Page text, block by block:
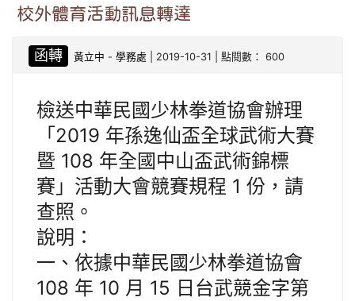
校外體育活動訊息轉達
函轉 黃立中 -學務處 | 2019-10-31 | 點閱數： 600
檢送中華民國少林拳道協會辦理
「2019 年孫逸仙盃全球武術大賽
暨 108 年全國中山盃武術錦標
賽」活動大會競賽規程 1 份，請
查照。
說明：
一、依據中華民國少林拳道協會
108 年 10 月 15 日台武競金字第